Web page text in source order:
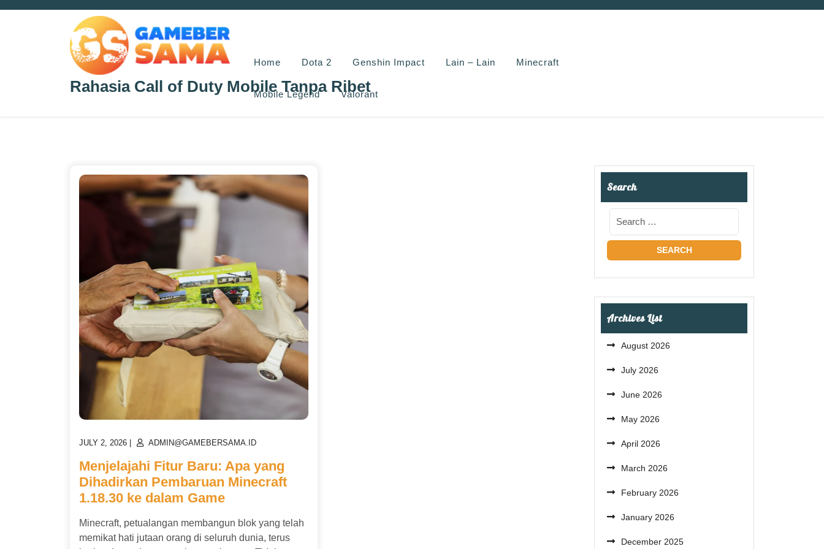
Rahasia Call of Duty Mobile Tanpa Ribet
Home Dota 2 Genshin Impact Lain – Lain Minecraft
Mobile Legend Valorant
POSTED
JULY 2, 2026
POSTED
ADMIN@GAMEBERSAMA.ID
Menjelajahi Fitur Baru: Apa yang
Dihadirkan Pembaruan Minecraft
1.18.30 ke dalam Game
Minecraft, petualangan membangun blok yang telah
memikat hati jutaan orang di seluruh dunia, terus
Search
Archives List
August 2026
July 2026
June 2026
May 2026
April 2026
March 2026
February 2026
January 2026
December 2025